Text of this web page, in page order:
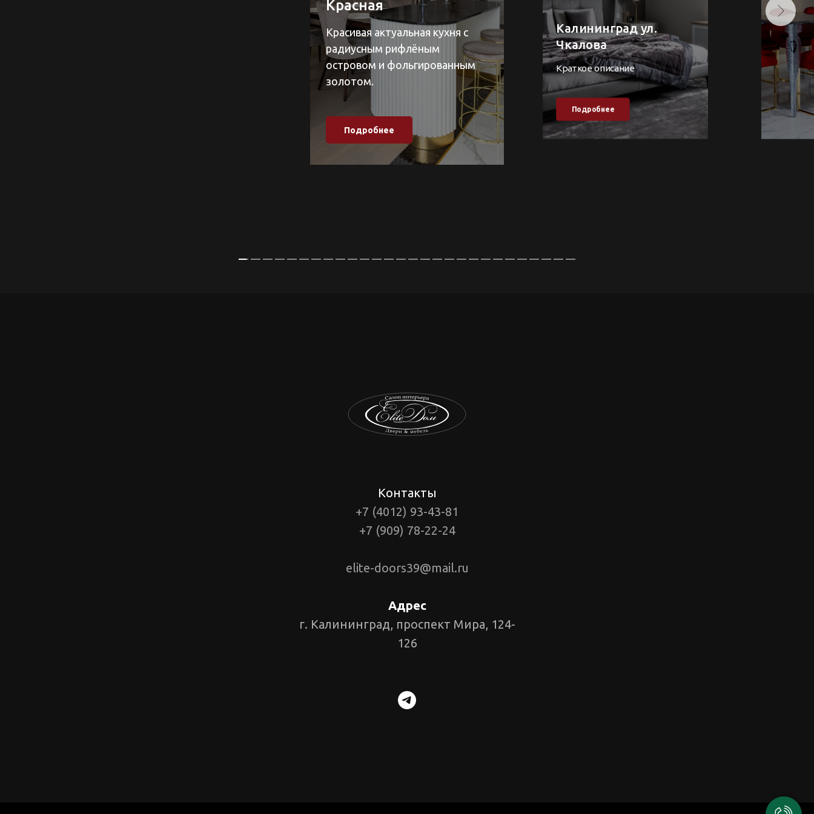
Красная
Красивая актуальная кухня с
радиусным рифлёным
островом и фольгированным
золотом.
Подробнее
Калининград ул.
Чкалова
Краткое описание
Подробнее
Контакты
+7 (4012) 93-43-81
+7 (909) 78-22-24
elite-doors39@mail.ru
Адрес
г. Калининград, проспект Мира, 124-
126